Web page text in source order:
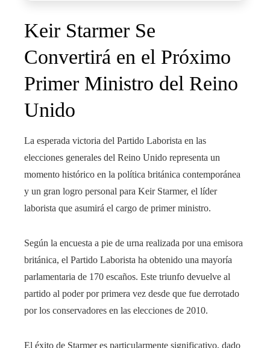
Keir Starmer Se
Convertirá en el Próximo
Primer Ministro del Reino
Unido
La esperada victoria del Partido Laborista en las
elecciones generales del Reino Unido representa un
momento histórico en la política británica contemporánea
y un gran logro personal para Keir Starmer, el líder
laborista que asumirá el cargo de primer ministro.
Según la encuesta a pie de urna realizada por una emisora
británica, el Partido Laborista ha obtenido una mayoría
parlamentaria de 170 escaños. Este triunfo devuelve al
partido al poder por primera vez desde que fue derrotado
por los conservadores en las elecciones de 2010.
El éxito de Starmer es particularmente significativo, dado